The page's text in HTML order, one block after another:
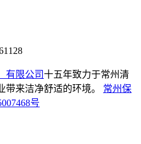
有限公司十五年致力于常州清
带来洁净舒适的环境。 常州保
号